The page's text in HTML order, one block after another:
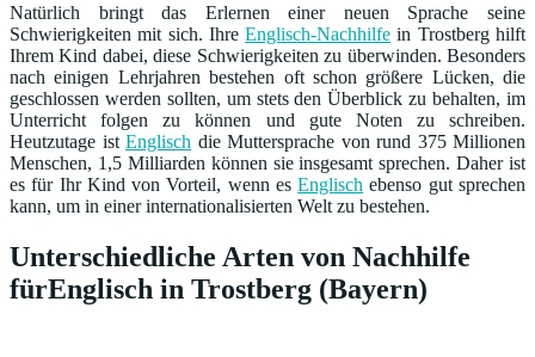
Natürlich bringt das Erlernen einer neuen Sprache seine
Schwierigkeiten mit sich. IhreEnglisch-Nachhilfe in Trostberg hilft
Ihrem Kind dabei, diese Schwierigkeiten zu überwinden. Besonders
nach einigen Lehrjahren bestehen oft schon größere Lücken, die
geschlossen werden sollten, um stets den Überblick zu behalten, im
Unterricht folgen zu können und gute Noten zu schreiben.
Heutzutage ist Englisch die Muttersprache von rund 375 Millionen
Menschen, 1,5 Milliarden können sie insgesamt sprechen. Daher ist
es für Ihr Kind von Vorteil, wenn esEnglisch ebenso gut sprechen
kann, um in einer internationalisierten Welt zu bestehen.
Unterschiedliche Arten von Nachhilfe
fürEnglisch in Trostberg (Bayern)